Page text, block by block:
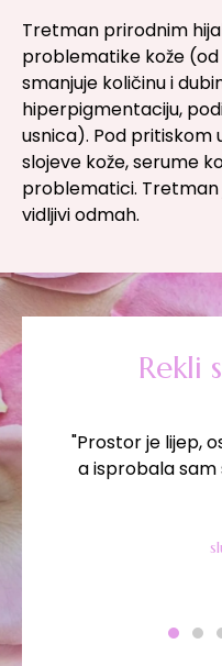
Tretman prirodnim
problematike kože (od
smanjuje količinu i
hiperpigmentaciju,
usnica). Pod pritiskom
slojeve kože, serume
problematici. Tretman
vidljivi odmah.
Rekli
"Prostor je lijep,
a isprobala sam